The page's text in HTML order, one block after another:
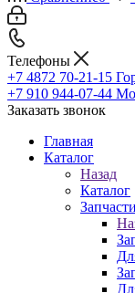
Телефоны
+7 4872 70-21-15
+7 910 944-07-44
Заказать звонок
Главная
Каталог
Назад
Каталог